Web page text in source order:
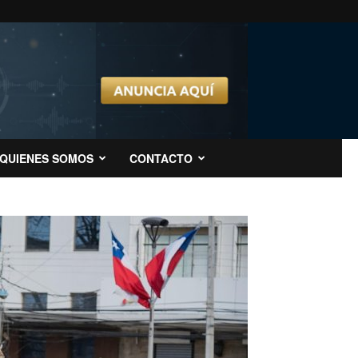
QUIENES SOMOS CONTACTO